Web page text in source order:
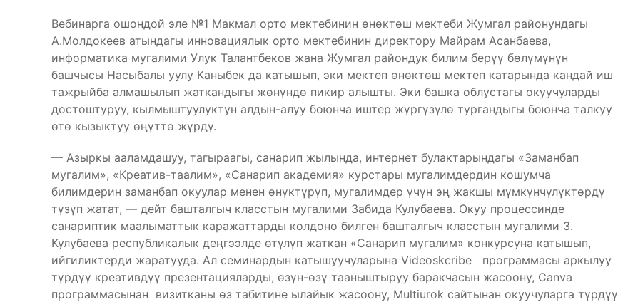
Вебинарга ошондой эле №1 Макмал орто мектебинин өнөктөш мектеби Жумгал районундагы
А.Молдокеев атындагы инновациялык орто мектебинин директору Майрам Асанбаева,
информатика мугалими Улук Талантбеков жана Жумгал райондук билим берүү бөлүмүнүн
башчысы Насыбалы уулу Каныбек да катышып, эки мектеп өнөктөш мектеп катарында кандай иш
тажрыйба алмашылып жаткандыгы жөнүндө пикир алышты. Эки башка облустагы окуучуларды
достоштуруу, кылмыштуулуктун алдын-алуу боюнча иштер жүргүзүлө тургандыгы боюнча талкуу
өтө кызыктуу өңүттө жүрдү.
— Азыркы ааламдашуу, тагыраагы, санарип жылында, интернет булактарындагы «Заманбап
мугалим», «Креатив-таалим», «Санарип академия» курстары мугалимдердин кошумча
билимдерин заманбап окуулар менен өнүктүрүп, мугалимдер үчүн эң жакшы мүмкүнчүлүктөрдү
түзүп жатат, — дейт башталгыч класстын мугалими Забида Кулубаева. Окуу процессинде
санариптик маалыматтык каражаттарды колдоно билген башталгыч класстын мугалими З.
Кулубаева республикалык деңгээлде өтүлүп жаткан «Санарип мугалим» конкурсуна катышып,
ийгиликтерди жаратууда. Ал семинардын катышуучуларына Videoskcribe программасы аркылуу
түрдүү креативдүү презентацияларды, өзүн-өзү тааныштыруу баракчасын жасоону, Canva
программасынан визитканы өз табитине ылайык жасоону, Multiurok сайтынан окуучуларга түрдүү